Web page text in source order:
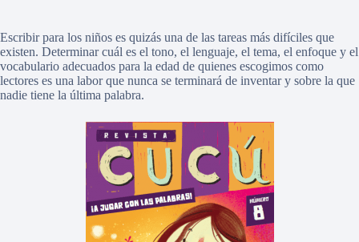
Escribir para los niños es quizás una de las tareas más difíciles que
existen. Determinar cuál es el tono, el lenguaje, el tema, el enfoque y el
vocabulario adecuados para la edad de quienes escogimos como
lectores es una labor que nunca se terminará de inventar y sobre la que
nadie tiene la última palabra.